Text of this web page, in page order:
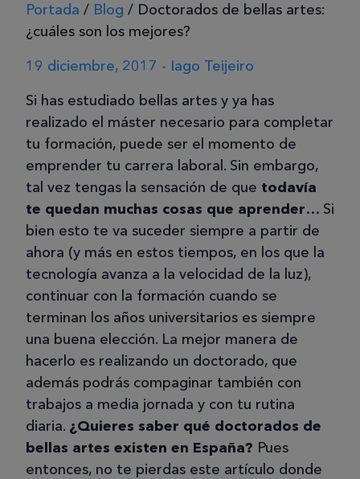
Portada / Blog / Doctorados de bellas artes:
¿cuáles son los mejores?
19 diciembre, 2017 - Iago Teijeiro
Si has estudiado bellas artes y ya has
realizado el máster necesario para completar
tu formación, puede ser el momento de
emprender tu carrera laboral. Sin embargo,
tal vez tengas la sensación de que todavía
te quedan muchas cosas que aprender… Si
bien esto te va suceder siempre a partir de
ahora (y más en estos tiempos, en los que la
tecnología avanza a la velocidad de la luz),
continuar con la formación cuando se
terminan los años universitarios es siempre
una buena elección. La mejor manera de
hacerlo es realizando un doctorado, que
además podrás compaginar también con
trabajos a media jornada y con tu rutina
diaria. ¿Quieres saber qué doctorados de
bellas artes existen en España? Pues
entonces, no te pierdas este artículo donde